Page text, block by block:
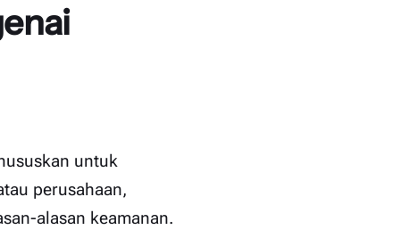
untuk
perusahaan,
alasan keamanan.